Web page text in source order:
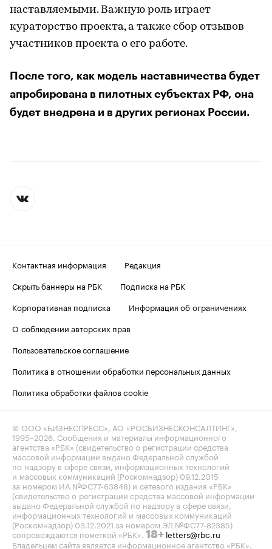
наставляемыми. Важную роль играет
кураторство проекта, а также сбор отзывов
участников проекта о его работе.
После того, как модель наставничества будет
апробирована в пилотных субъектах РФ, она
будет внедрена и в других регионах России.
Контактная информация
Редакция
Скрыть баннеры на РБК
Подписка на РБК
Корпоративная подписка
Информация об ограничениях
О соблюдении авторских прав
Пользовательское соглашение
Политика в отношении обработки персональных данных
Политика обработки файлов cookie
© ООО «БИЗНЕСПРЕСС», АО «РОСБИЗНЕСКОНСАЛТИНГ»,
1995–2026. Сообщения и материалы информационного
агентства «РБК» (свидетельство о регистрации средства
массовой информации выдано Федеральной службой
по надзору в сфере связи, информационных технологий
и массовых коммуникаций (Роскомнадзор) 09.12.2015
за номером ИА №ФС77-63848) и сетевого издания «РБК»
(свидетельство о регистрации средства массовой информации
выдано Федеральной службой по надзору в сфере связи,
информационных технологий и массовых коммуникаций
(Роскомнадзор) 03.12.2021 за номером ЭЛ №ФС77-82385)
сопровождаются пометкой «РБК». 18+ letters@rbc.ru
Владельцем сайта является информационное агентство «РБК».